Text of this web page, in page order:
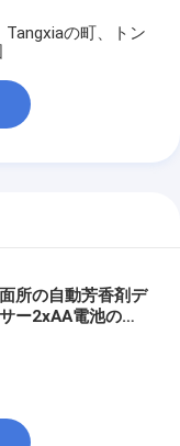
の町、トン
所の自動芳香剤デ
ー2xAA電池の香